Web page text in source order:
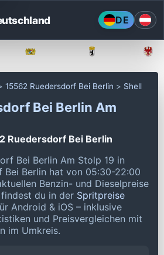
DE
15562 Ruedersdorf Bei Berlin Shell
Bei Berlin Am
Ruedersdorf Bei Berlin
Bei Berlin Am Stolp 19 in
Bei Berlin hat von 05:30-22:00
Benzin- und Dieselpreise
du in der Spritpreise
Android & iOS – inklusive
und Preisvergleichen mit
im Umkreis.